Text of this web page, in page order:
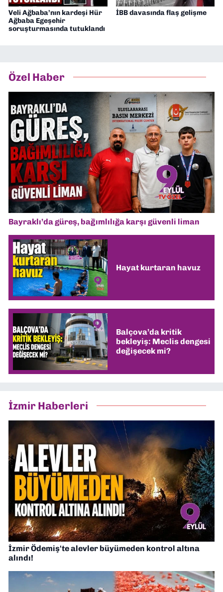
Veli Ağbaba’nın kardeşi Hür
Ağbaba Egeşehir
soruşturmasında tutuklandı
İBB davasında flaş gelişme
Özel Haber
Bayraklı’da güreş, bağımlılığa karşı güvenli liman
Hayat kurtaran havuz
Balçova’da kritik
bekleyiş: Meclis dengesi
değişecek mi?
İzmir Haberleri
İzmir Ödemiş'te alevler büyümeden kontrol altına
alındı!